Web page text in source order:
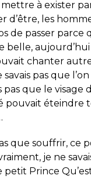
à exister
d’être, les
de passer parce
aujourd’hui
chanter
pas que
pas que le
pouvait éteindre
que souffrir, ce
je ne
petit Prince